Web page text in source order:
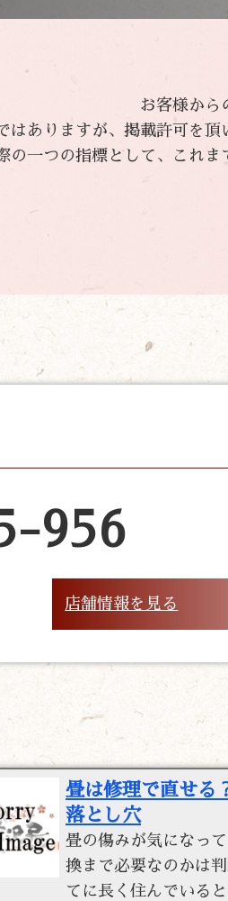
お客様から
はありますが、掲載許可を頂
の一つの指標として、これま
956
店舗情報を見る
畳は修理で直せる
落とし穴
畳の傷みが気になっ
換まで必要なのかは
てに長く住んでいる